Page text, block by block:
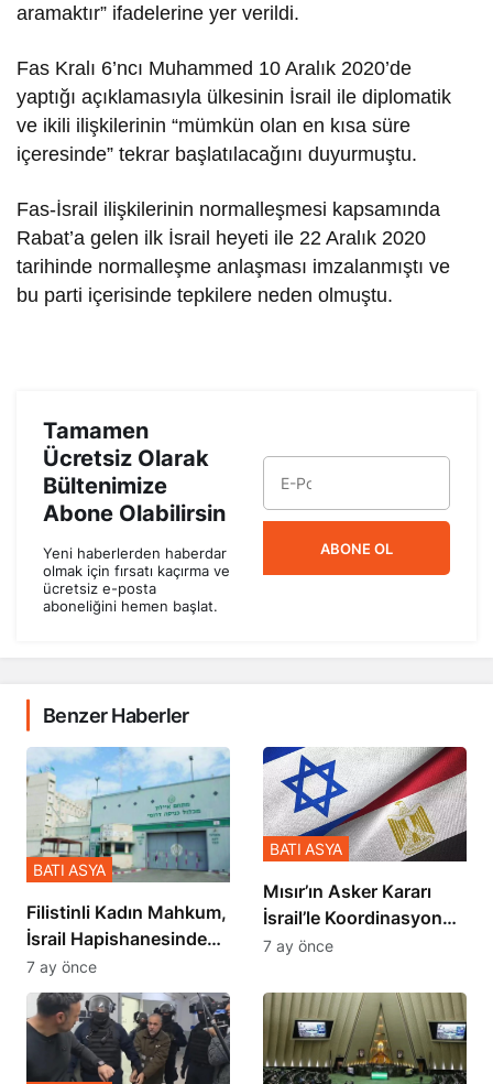
aramaktır” ifadelerine yer verildi.
Fas Kralı 6’ncı Muhammed 10 Aralık 2020’de
yaptığı açıklamasıyla ülkesinin İsrail ile diplomatik
ve ikili ilişkilerinin “mümkün olan en kısa süre
içeresinde” tekrar başlatılacağını duyurmuştu.
Fas-İsrail ilişkilerinin normalleşmesi kapsamında
Rabat’a gelen ilk İsrail heyeti ile 22 Aralık 2020
tarihinde normalleşme anlaşması imzalanmıştı ve
bu parti içerisinde tepkilere neden olmuştu.
Tamamen
Ücretsiz Olarak
Bültenimize
Abone Olabilirsin
Yeni haberlerden haberdar
olmak için fırsatı kaçırma ve
ücretsiz e-posta
aboneliğini hemen başlat.
ABONE OL
Benzer Haberler
Filistinli Kadın Mahkum,
İsrail Hapishanesindeki
Zulmü Anlattı
BATI ASYA
7 ay önce
Mısır’ın Asker Kararı
İsrail’le Koordinasyon
İçinde Gerçekleşmiş
BATI ASYA
7 ay önce